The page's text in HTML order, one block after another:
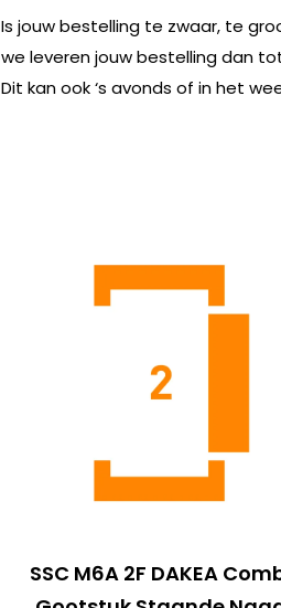
Is jouw bestelling te zwaar, te
we leveren jouw bestelling dan
Dit kan ook ‘s avonds of in het
SSC M6A 2F DAKEA